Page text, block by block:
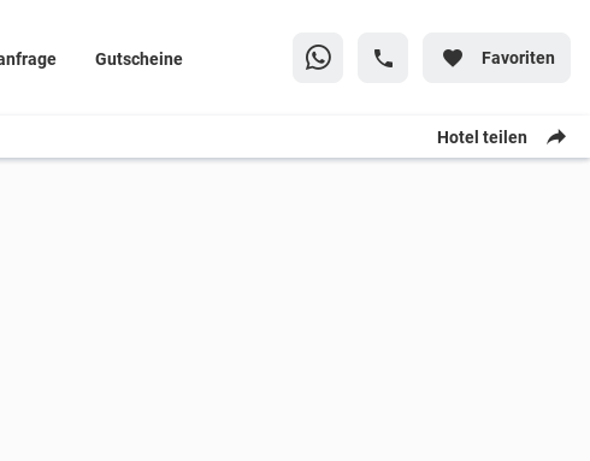
Gutscheine Favoriten
Hotel teilen